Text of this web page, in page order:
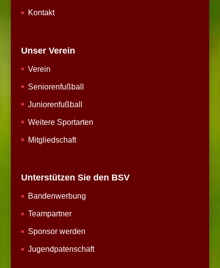
Kontakt
Unser Verein
Verein
Seniorenfußball
Juniorenfußball
Weitere Sportarten
Mitgliedschaft
Unterstützen Sie den BSV
Bandenwerbung
Teampartner
Sponsor werden
Jugendpatenschaft